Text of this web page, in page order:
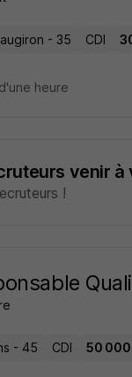
- 35 CDI
heure
venir à
!
- 45 CDI 50